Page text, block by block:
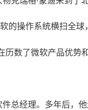
的操作系统横扫全球
数了微软产品优势
总经理。多年后，他